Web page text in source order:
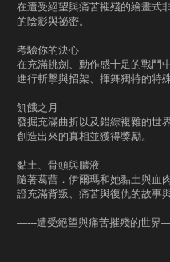
在遭受絕望與痛苦摧殘的繪畫式
的陰影與祕密。
考驗你的決心
在充滿挑劍、動作感十足的戰鬥
進行斬擊與招架、揮舞獨特的特
飢餓之月
發掘充滿曲折以及錯綜複雜的世
創造出來的真相並獲得獎勵。
黏土、骨頭與膿液
隨著葛蕾．伊爾瑪和她黏土與血
證充滿背叛、痛苦與復仇的故事與
—---遭受絕望與痛苦摧殘的世界